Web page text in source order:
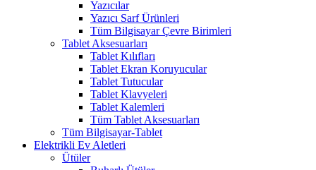
Yazıcılar
Yazıcı Sarf Ürünleri
Tüm Bilgisayar Çevre Birimleri
Tablet Aksesuarları
Tablet Kılıfları
Tablet Ekran Koruyucular
Tablet Tutucular
Tablet Klavyeleri
Tablet Kalemleri
Tüm Tablet Aksesuarları
Tüm Bilgisayar-Tablet
Elektrikli Ev Aletleri
Ütüler